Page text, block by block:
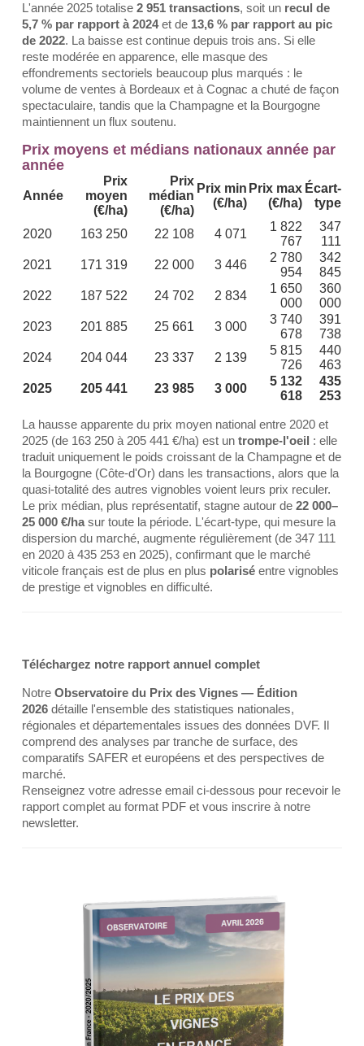
L'année 2025 totalise 2 951 transactions, soit un recul de
5,7 % par rapport à 2024et de 13,6 % par rapport au pic
de 2022. La baisse est continue depuis trois ans. Si elle
reste modérée en apparence, elle masque des
effondrements sectoriels beaucoup plus marqués : le
volume de ventes à Bordeaux et à Cognac a chuté de façon
spectaculaire, tandis que la Champagne et la Bourgogne
maintiennent un flux soutenu.
Prix moyens et médians nationaux année par
année
Année
Prix
moyen
(€/ha)
Prix
médian
(€/ha)
Prix min
(€/ha)
Prix max
(€/ha)
Écart-
type
2020 163 250 22 108 4 071
1 822
767
347
111
2021
171 319 22 000 3 446
2 780
954
342
845
2022
187 522 24 702 2 834
1 650
000
360
000
2023
201 885 25 661 3 000
3 740
678
391
738
2024
204 044 23 337 2 139
5 815
726
440
463
2025
205 441 23 985 3 000
5 132
618
435
253
La hausse apparente du prix moyen national entre 2020 et
2025 (de 163 250 à 205 441 €/ha) est un trompe-l'oeil : elle
traduit uniquement le poids croissant de la Champagne et de
la Bourgogne (Côte-d'Or) dans les transactions, alors que la
quasi-totalité des autres vignobles voient leurs prix reculer.
Le prix médian, plus représentatif, stagne autour de 22 000–
25 000 €/ha sur toute la période. L'écart-type, qui mesure la
dispersion du marché, augmente régulièrement (de 347 111
en 2020 à 435 253 en 2025), confirmant que le marché
viticole français est de plus en plus polarisé entre vignobles
de prestige et vignobles en difficulté.
Téléchargez notre rapport annuel complet
Notre Observatoire du Prix des Vignes — Édition
2026 détaille l'ensemble des statistiques nationales,
régionales et départementales issues des données DVF. Il
comprend des analyses par tranche de surface, des
comparatifs SAFER et européens et des perspectives de
marché.
Renseignez votre adresse email ci-dessous pour recevoir le
rapport complet au format PDF et vous inscrire à notre
newsletter.